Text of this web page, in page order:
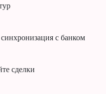
с банком
сделки